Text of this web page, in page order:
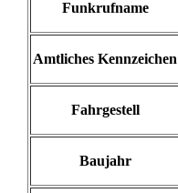
Funkrufname
Amtliches Kennzeichen
Fahrgestell
Baujahr